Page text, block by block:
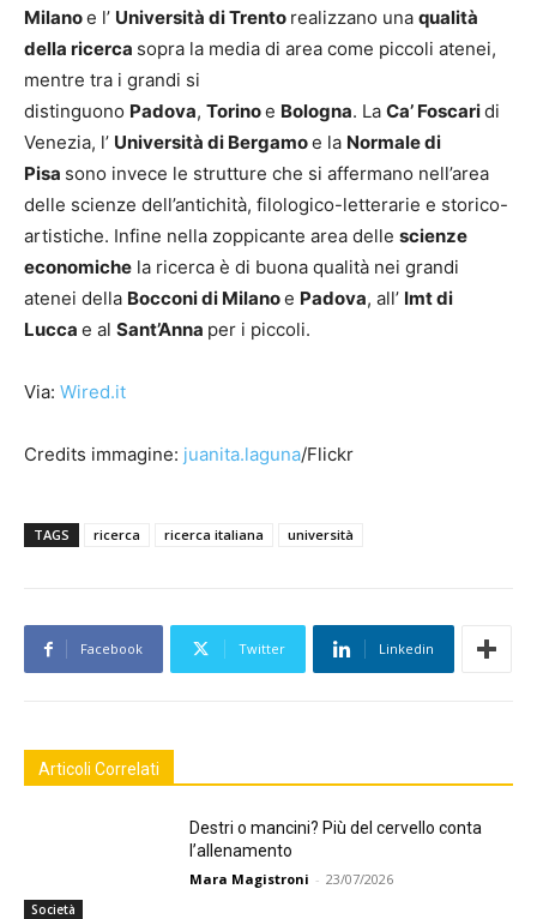
Milanoe l’ Università di Trento realizzano una qualità
della ricerca sopra la media di area come piccoli atenei,
mentre tra i grandi si
distinguono Padova, Torinoe Bologna. La Ca’ Foscaridi
Venezia, l’ Università di Bergamoe la Normale di
Pisa sono invece le strutture che si affermano nell’area
delle scienze dell’antichità, filologico-letterarie e storico-
artistiche. Infine nella zoppicante area delle scienze
economiche la ricerca è di buona qualità nei grandi
atenei della Bocconi di Milanoe Padova, all’ Imt di
Lucca e al Sant’Anna per i piccoli.
Via: Wired.it
Credits immagine: juanita.laguna/Flickr
TAGS ricerca ricerca italiana università
Facebook Twitter Linkedin
Articoli Correlati
Società
Destri o mancini? Più del cervello conta
l’allenamento
Mara Magistroni - 23/07/2026